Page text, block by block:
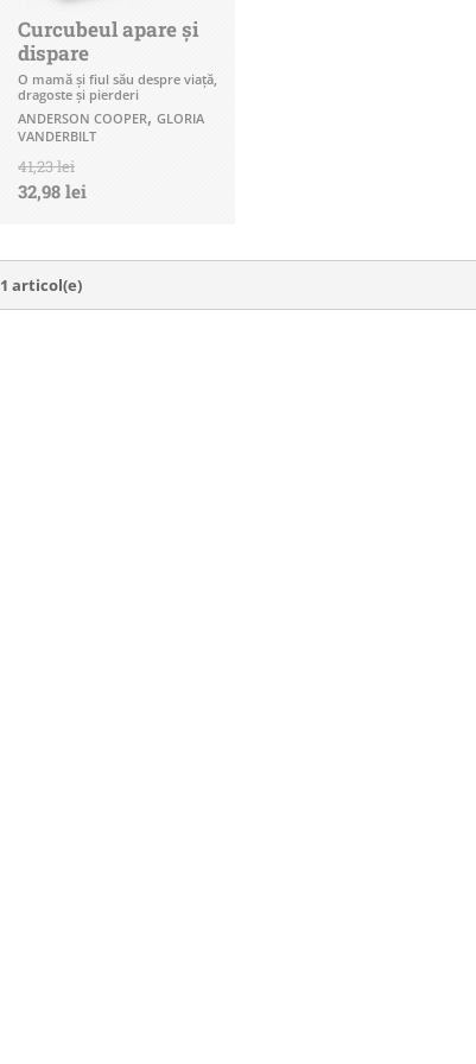
Curcubeul apare și
dispare
O mamă şi fiul său despre viaţă,
dragoste şi pierderi
ANDERSON COOPER, GLORIA
VANDERBILT
41,23 lei
32,98 lei
1 articol(e)